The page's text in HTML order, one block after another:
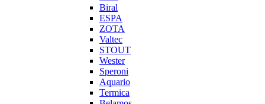
Biral
ESPA
ZOTA
Valtec
STOUT
Wester
Speroni
Aquario
Termica